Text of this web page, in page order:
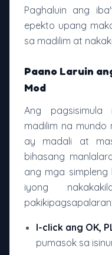
Paghaluin ang
epekto upang
sa madilim at
Paano Laruin
Mod
Ang
madilim na mundo
ay madali at
bihasang
ang mga
iyong
pakikipagsapalaran:
I-click ang OK,
pumasok sa